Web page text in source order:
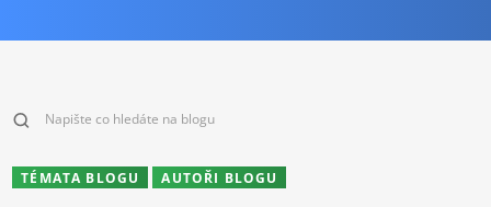
TÉMATA BLOGU AUTOŘI BLOGU